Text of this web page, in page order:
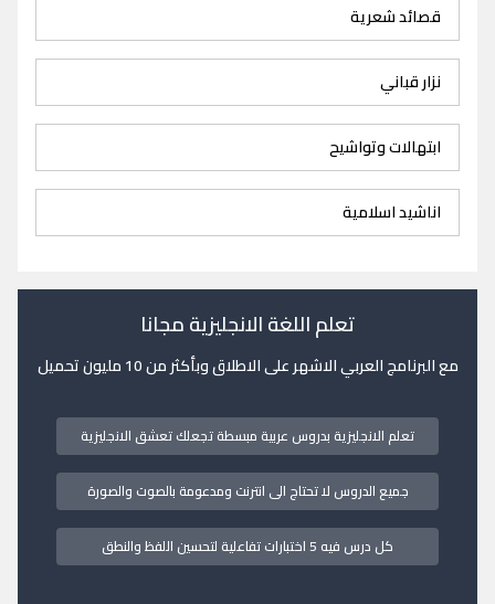
قصائد شعرية
نزار قباني
ابتهالات وتواشيح
اناشيد اسلامية
تعلم اللغة الانجليزية مجانا
مع البرنامج العربي الاشهر على الاطلاق وبأكثر من 10 مليون تحميل
تعلم الانجليزية بدروس عربية مبسطة تجعلك تعشق الانجليزية
جميع الدروس لا تحتاج الى انترنت ومدعومة بالصوت والصورة
كل درس فيه 5 اختبارات تفاعلية لتحسين اللفظ والنطق